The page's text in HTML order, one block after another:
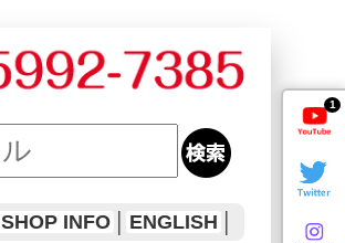
1
SHOP INFO ENGLISH